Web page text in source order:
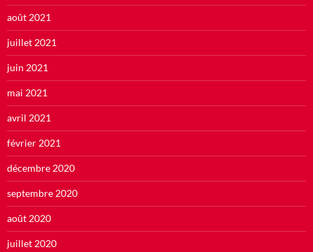
août 2021
juillet 2021
juin 2021
mai 2021
avril 2021
février 2021
décembre 2020
septembre 2020
août 2020
juillet 2020